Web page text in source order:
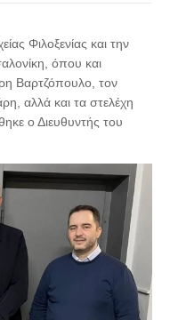
Φιλοξενίας και την
όπου και
Βαρτζόπουλο, τον
αλλά και τα στελέχη
ο Διευθυντής του